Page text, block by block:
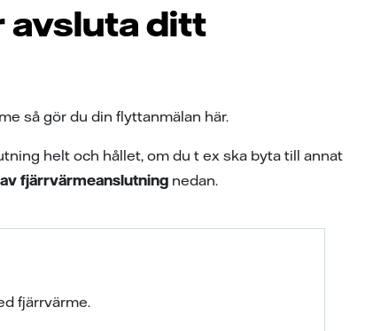
avsluta ditt
så gör du din flyttanmälan här.
helt och hållet, om du t ex ska byta till annat
fjärrvärmeanslutning nedan.
fjärrvärme.